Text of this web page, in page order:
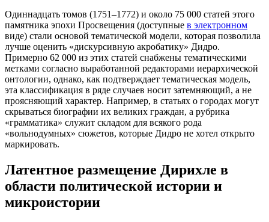
Одиннадцать томов (1751–1772) и около 75 000 статей этого
памятника эпохи Просвещения (доступные в электронном
виде) стали основой тематической модели, которая позволила
лучше оценить «дискурсивную акробатику» Дидро.
Примерно 62 000 из этих статей снабжены тематическими
метками согласно выработанной редакторами иерархической
онтологии, однако, как подтверждает тематическая модель,
эта классификация в ряде случаев носит затемняющий, а не
проясняющий характер. Например, в статьях о городах могут
скрываться биографии их великих граждан, а рубрика
«грамматика» служит складом для всякого рода
«вольнодумных» сюжетов, которые Дидро не хотел открыто
маркировать.
Латентное размещение Дирихле в
области политической истории и
микроистории